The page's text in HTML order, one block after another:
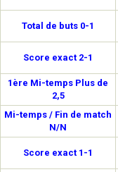
Total de buts 0-1
Score exact 2-1
1ère Mi-temps Plus de
2,5
Mi-temps / Fin de match
N/N
Score exact 1-1